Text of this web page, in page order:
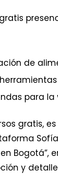
de
para
gratis,
en
y